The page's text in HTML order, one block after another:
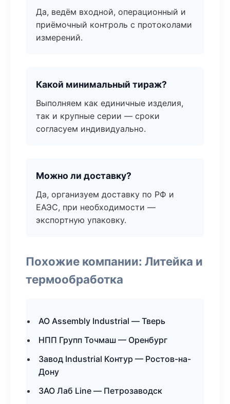
Да, ведём входной, операционный и
приёмочный контроль с протоколами
измерений.
Какой минимальный тираж?
Выполняем как единичные изделия,
так и крупные серии — сроки
согласуем индивидуально.
Можно ли доставку?
Да, организуем доставку по РФ и
ЕАЭС, при необходимости —
экспортную упаковку.
Похожие компании: Литейка и
термообработка
АО Assembly Industrial — Тверь
НПП Групп Точмаш — Оренбург
Завод Industrial Контур — Ростов-на-
Дону
ЗАО Лаб Line — Петрозаводск